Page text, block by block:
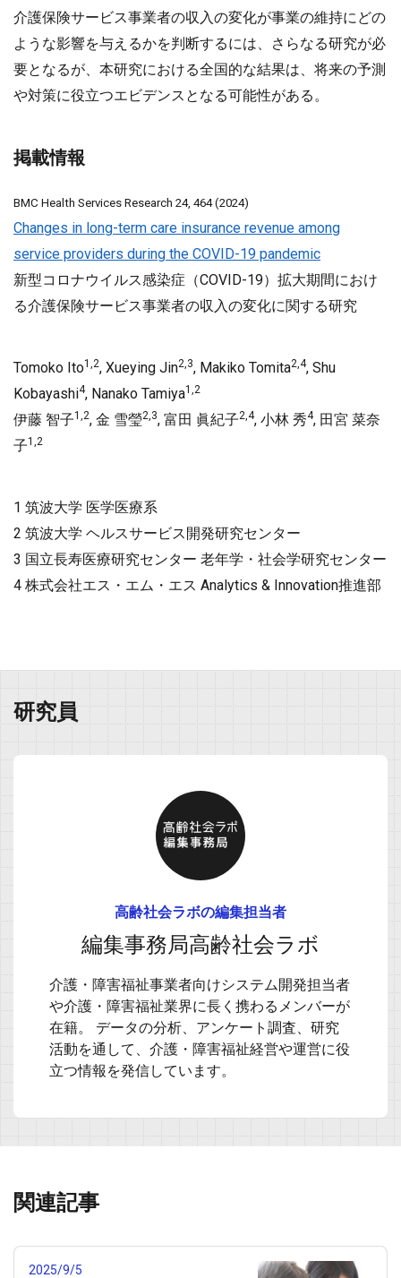
介護保険サービス事業者の収入の変化が事業の維持にどの
ような影響を与えるかを判断するには、さらなる研究が必
要となるが、本研究における全国的な結果は、将来の予測
や対策に役立つエビデンスとなる可能性がある。
掲載情報
BMC Health Services Research 24, 464 (2024)
Changes in long-term care insurance revenue among
service providers during the COVID-19 pandemic
新型コロナウイルス感染症（COVID-19）拡大期間におけ
る介護保険サービス事業者の収入の変化に関する研究
Tomoko Ito1,2, Xueying Jin2,3, Makiko Tomita2,4, Shu
Kobayashi4, Nanako Tamiya1,2
伊藤 智子1,2, 金 雪瑩2,3, 富田 眞紀子2,4, 小林 秀4, 田宮 菜奈
子1,2
1 筑波大学 医学医療系
2 筑波大学 ヘルスサービス開発研究センター
3 国立長寿医療研究センター 老年学・社会学研究センター
4 株式会社エス・エム・エス Analytics & Innovation推進部
研究員
高齢社会ラボの編集担当者
編集事務局高齢社会ラボ
介護・障害福祉事業者向けシステム開発担当者
や介護・障害福祉業界に長く携わるメンバーが
在籍。 データの分析、アンケート調査、研究
活動を通して、介護・障害福祉経営や運営に役
立つ情報を発信しています。
関連記事
2025/9/5